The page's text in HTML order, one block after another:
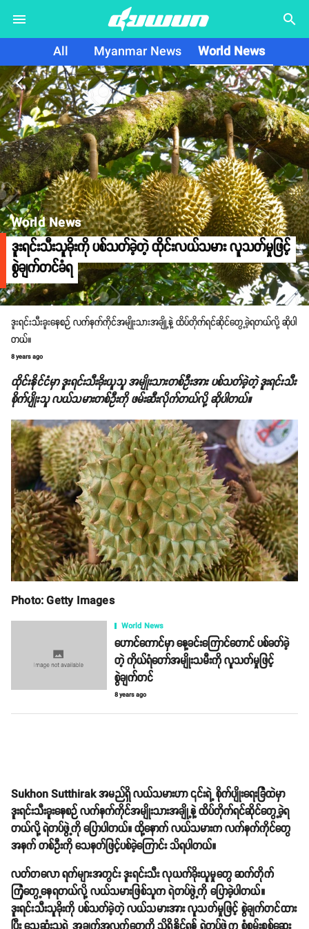
search
All Myanmar News World News
arrow_back_ios
World News
ဒူးရင်းသီးသူခိုးကို ပစ်သတ်ခဲ့တဲ့ ထိုင်းလယ်သမား လူသတ်မှုဖြင့်
စွဲချက်တင်ခံရ
ဒူးရင်းသီးခူးနေစဉ် လက်နက်ကိုင်အမျိုးသားအချို့နဲ့ ထိပ်တိုက်ရင်ဆိုင်တွေ့ခဲ့ရတယ်လို့ ဆိုပါ
တယ်။
8 years ago
ထိုင်းနိုင်ငံမှာ ဒူးရင်းသီးခိုးယူသူ အမျိုးသားတစ်ဦးအား ပစ်သတ်ခဲ့တဲ့ဒူးရင်းသီး
စိုက်ပျိုးသူ လယ်သမားတစ်ဦးကိုဖမ်းဆီးလိုက်တယ်လို့ ဆိုပါတယ်။
Photo: Getty Images
World News
ဟောင်ကောင်မှာ နေ့ခင်းကြောင်တောင် ပစ်ခတ်ခဲ့
တဲ့ ကိုယ်ရံတော်အမျိုးသမီးကို လူသတ်မှုဖြင့်
စွဲချက်တင်
8 years ago
Sukhon Sutthirak အမည်ရှိ လယ်သမားဟာ ၎င်းရဲ့ စိုက်ပျိုးရေးခြံထဲမှာ
ဒူးရင်းသီးခူးနေစဉ် လက်နက်ကိုင်အမျိုးသားအချို့နဲ့ ထိပ်တိုက်ရင်ဆိုင်တွေ့ခဲ့ရ
တယ်လို့ ရဲတပ်ဖွဲ့ကို ပြောပါတယ်။ ထို့နောက် လယ်သမားက လက်နက်ကိုင်တွေ
အနက် တစ်ဦးကို သေနတ်ဖြင့်ပစ်ခဲ့ကြောင်း သိရပါတယ်။
လတ်တလော ရက်များအတွင်း ဒူးရင်းသီး လုယက်ခိုးယူမှုတွေ ဆက်တိုက်
ကြုံတွေ့နေရတယ်လို့ လယ်သမားဖြစ်သူက ရဲတပ်ဖွဲ့ကို ပြောခဲ့ပါတယ်။
ဒူးရင်းသီးသူခိုးကို ပစ်သတ်ခဲ့တဲ့ လယ်သမားအား လူသတ်မှုဖြင့် စွဲချက်တင်ထား